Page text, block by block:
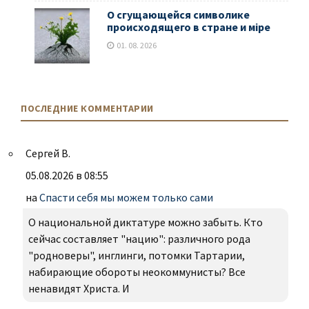
О сгущающейся символике
происходящего в стране и мiре
01. 08. 2026
ПОСЛЕДНИЕ КОММЕНТАРИИ
Сергей В.
05.08.2026 в 08:55
на Спасти себя мы можем только сами
О национальной диктатуре можно забыть. Кто
сейчас составляет "нацию": различного рода
"родноверы", инглинги, потомки Тартарии,
набирающие обороты неокоммунисты? Все
ненавидят Христа. И